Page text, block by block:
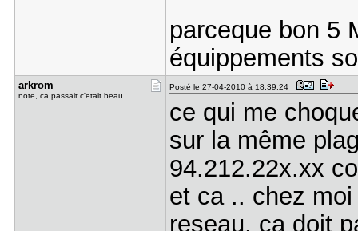
parceque bon 5
équippements
arkrom
note, ca passait c'etait beau
Posté le 27-04-2010 à 18:39:24
ce qui me
sur la même
94.212.22x.xx
et ca .. chez
reseau, ca doit